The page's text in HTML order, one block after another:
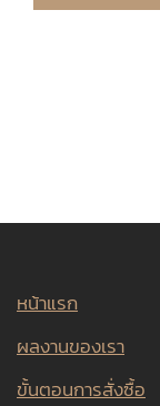
หน้าแรก
ผลงานของเรา
ขั้นตอนการสั่งซื้อ